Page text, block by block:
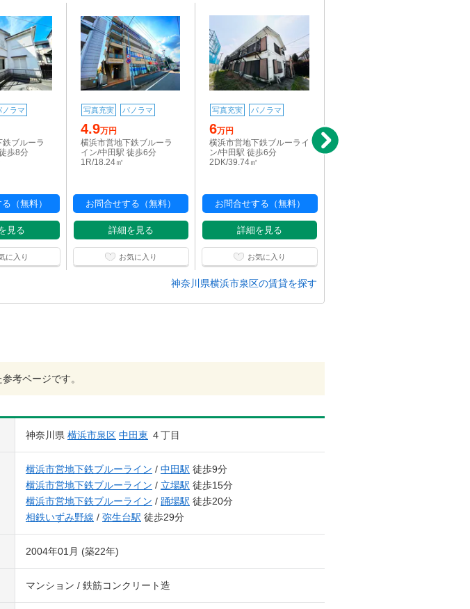
ノラマ
ブルーラ
歩8分
（無料）
見る
に入り
写真充実 パノラマ
4.9万円
横浜市営地下鉄ブルーラ
イン/中田駅 徒歩6分
1R/18.24㎡
お問合せする（無料）
詳細を見る
お気に入り
写真充実 パノラマ
6万円
横浜市営地下鉄ブルーライ
ン/中田駅 徒歩6分
2DK/39.74㎡
お問合せする（無料）
詳細を見る
お気に入り
横浜市営地下鉄ブルーラ
神奈川県横浜市泉区の賃貸を探す
考ページです。
神奈川県 横浜市泉区 中田東 ４丁目
横浜市営地下鉄ブルーライン / 中田駅 徒歩9分
横浜市営地下鉄ブルーライン / 立場駅 徒歩15分
横浜市営地下鉄ブルーライン / 踊場駅 徒歩20分
相鉄いずみ野線 / 弥生台駅 徒歩29分
2004年01月 (築22年)
マンション / 鉄筋コンクリート造